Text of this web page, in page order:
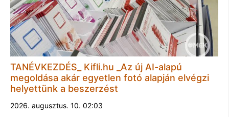
TANÉVKEZDÉS_ Kifli.hu _Az új AI-alapú
megoldása akár egyetlen fotó alapján elvégzi
helyettünk a beszerzést
2026. augusztus. 10. 02:03